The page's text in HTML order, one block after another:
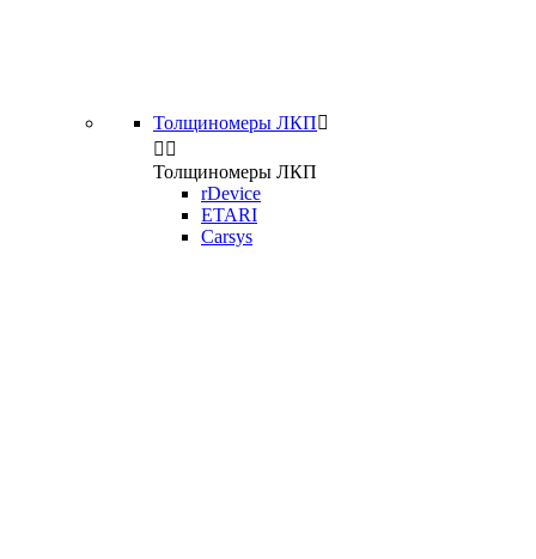
Толщиномеры ЛКП
 
Толщиномеры ЛКП
rDevice
ETARI
Carsys